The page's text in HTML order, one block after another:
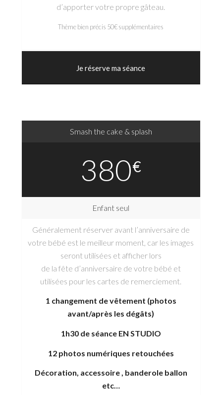
d’apporter votre propre gâteau.
Thème bien précis 50€ supplémentaires
Je réserve ma séance
Smash the cake & splash
380€
Enfant seul
Généralement réserver avant l’anniversaire de
votre bébé est le meilleur moment, car les images
seront utilisées et afficher lors
de la fête d’anniversaire de votre bébé et
utilisées pour les cartes de remerciement.
1 changement de vêtement (photos
avant/après les dégâts)
1h30 de séance EN STUDIO
12 photos numériques retouchées
Décoration, accessoire , banderole ballon
etc…